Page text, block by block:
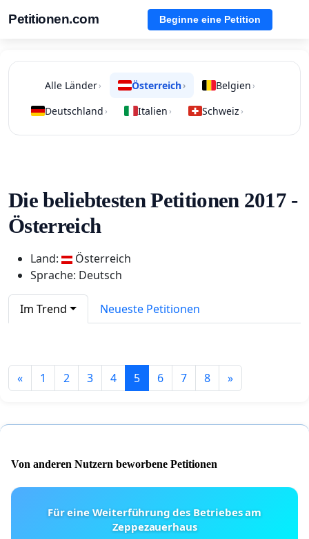
Petitionen.com Beginne eine Petition
Alle Länder› Österreich› Belgien ›
Deutschland › Italien › Schweiz ›
Die beliebtesten Petitionen 2017 -
Österreich
Land:
Österreich
Sprache: Deutsch
Im Trend Neueste Petitionen
« 1 2 3 4 5 6 7 8 »
Von anderen Nutzern beworbene Petitionen
Für eine Weiterführung des Betriebes am
Zeppezauerhaus